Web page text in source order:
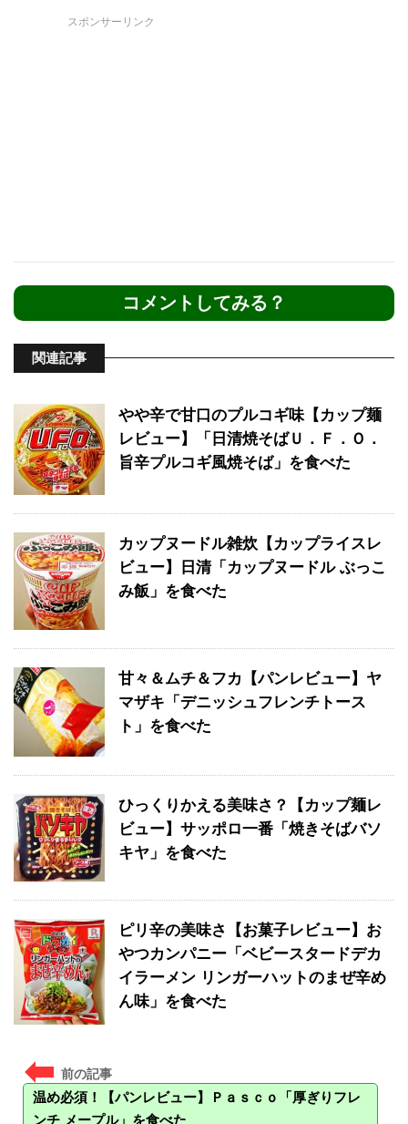
スポンサーリンク
コメントしてみる？
関連記事
やや辛で甘口のプルコギ味【カップ麺
レビュー】「日清焼そばＵ．Ｆ．Ｏ．
旨辛プルコギ風焼そば」を食べた
カップヌードル雑炊【カップライスレ
ビュー】日清「カップヌードル ぶっこ
み飯」を食べた
甘々＆ムチ＆フカ【パンレビュー】ヤ
マザキ「デニッシュフレンチトース
ト」を食べた
ひっくりかえる美味さ？【カップ麺レ
ビュー】サッポロ一番「焼きそばバソ
キヤ」を食べた
ピリ辛の美味さ【お菓子レビュー】お
やつカンパニー「ベビースタードデカ
イラーメン リンガーハットのまぜ辛め
ん味」を食べた
温め必須！【パンレビュー】Ｐａｓｃｏ「厚ぎりフレ
ンチ メープル」を食べた